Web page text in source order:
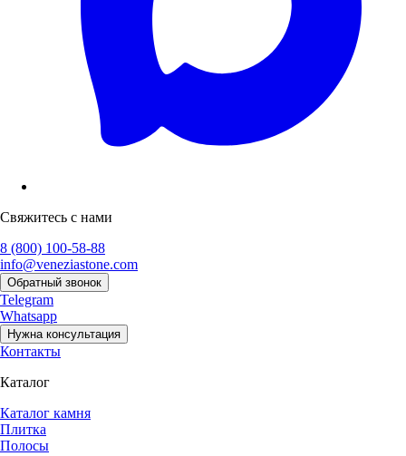
Свяжитесь с нами
8 (800) 100-58-88
info@veneziastone.com
Обратный звонок
Telegram
Whatsapp
Нужна консультация
Контакты
Каталог
Каталог камня
Плитка
Полосы